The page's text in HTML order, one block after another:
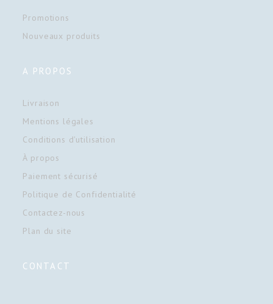
Promotions
Nouveaux produits
A PROPOS
Livraison
Mentions légales
Conditions d'utilisation
À propos
Paiement sécurisé
Politique de Confidentialité
Contactez-nous
Plan du site
CONTACT